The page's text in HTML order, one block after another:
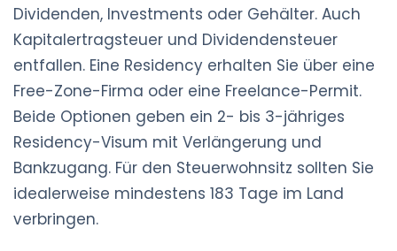
Dividenden, Investments oder Gehälter. Auch
Kapitalertragsteuer und Dividendensteuer
entfallen. Eine Residency erhalten Sie über eine
Free-Zone-Firma oder eine Freelance-Permit.
Beide Optionen geben ein 2- bis 3-jähriges
Residency-Visum mit Verlängerung und
Bankzugang. Für den Steuerwohnsitz sollten Sie
idealerweise mindestens 183 Tage im Land
verbringen.